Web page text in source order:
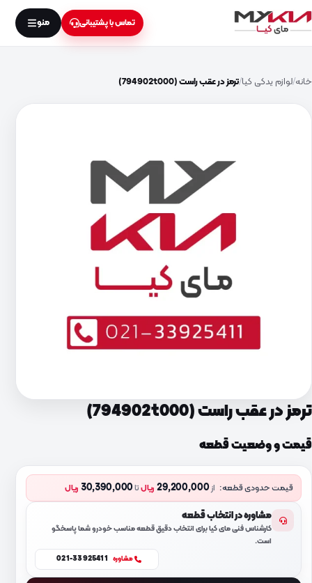
تماس با پشتیبانی منو
خانه لوازم یدکی کیا ترمز در عقب راست (794902t000)
ترمز در عقب راست (794902t000)
قیمت و وضعیت قطعه
قیمت حدودی قطعه: از29,200,000 ریالتا30,390,000 ریال
مشاوره در انتخاب قطعه
کارشناس فنی مای کیا برای انتخاب دقیق قطعه مناسب خودرو شما پاسخگو
است.
مشاوره 021-33925411